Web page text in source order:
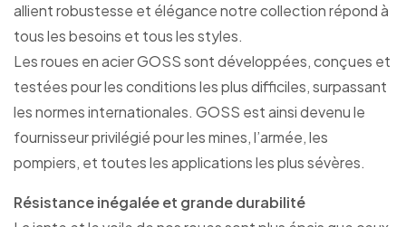
allient robustesse et élégance notre collection répond à
tous les besoins et tous les styles.
Les roues en acier GOSS sont développées, conçues et
testées pour les conditions les plus difficiles, surpassant
les normes internationales. GOSS est ainsi devenu le
fournisseur privilégié pour les mines, l’armée, les
pompiers, et toutes les applications les plus sévères.
Résistance inégalée et grande durabilité